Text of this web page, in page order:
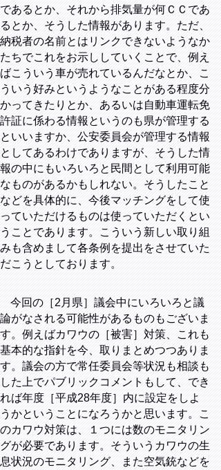
であるとか、それから排気量が何ＣＣであ
るとか、そうした情報があります。ただ、
納税者の名前とはリンクできないようなか
たちでこれをお示ししていくことで、例え
ばこういう車が売れているんだなとか、こ
ういう好みというようなことがある程度分
かってきたりとか、あるいは自動車運転免
許証に係わる情報というのも県が管理する
といいますか、公安委員会が管理する情報
としてあるわけでありますが、そうした情
報の中にもいろいろと民間として利用可能
なものがあるかもしれない。そうしたこと
などを具体的に、今後マッチングをして使
っていただけるものは使っていただくとい
うことであります。こういう新しい取り組
みも含めまして各条例を提出をさせていた
だこうとしております。
今回の［2月県］議会中にいろいろと議
論がなされる可能性があるものもございま
す。例えばカワウの［被害］対策、これも
基本的な指針を今、取りまとめつつありま
す。議会の方で常任委員会等状況も相談も
した上でパブリックコメントもして、でき
れば年度［平成28年度］内に設定をしよ
うかということになろうかと思います。こ
のカワウ対策は、１つには数のモニタリン
グが必要であります。そういうカワウの生
息状況のモニタリング、また空気銃などを